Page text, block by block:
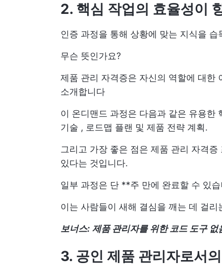
2. 핵심 작업의 효율성이
인증 과정을 통해 상황에 맞는 지식을 습
무슨 뜻인가요?
제품 관리 자격증은 자신의 역할에 대한
소개합니다
이 온디맨드 과정은 다음과 같은 유용한
기술 , 로드맵 플랜 및 제품 전략 계획.
그리고 가장 좋은 점은 제품 관리 자격
있다는 것입니다.
일부 과정은 단 **주 만에 완료할 수 있
이는 사람들이 새해 결심을 깨는 데 걸
보너스: 제품 관리자를 위한 코드 도구 없
3. 공인 제품 관리자로서